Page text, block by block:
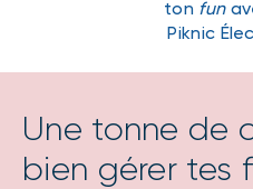
ton fun
Piknic
Une tonne de
bien gérer tes